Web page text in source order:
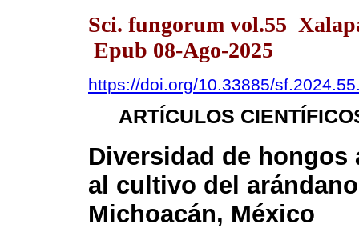
Sci. fungorum vol.55
Epub 08-Ago-2025
https://doi.org/10.33885/
ARTÍCULOS
Diversidad de hongos
al cultivo del
Michoacán, México